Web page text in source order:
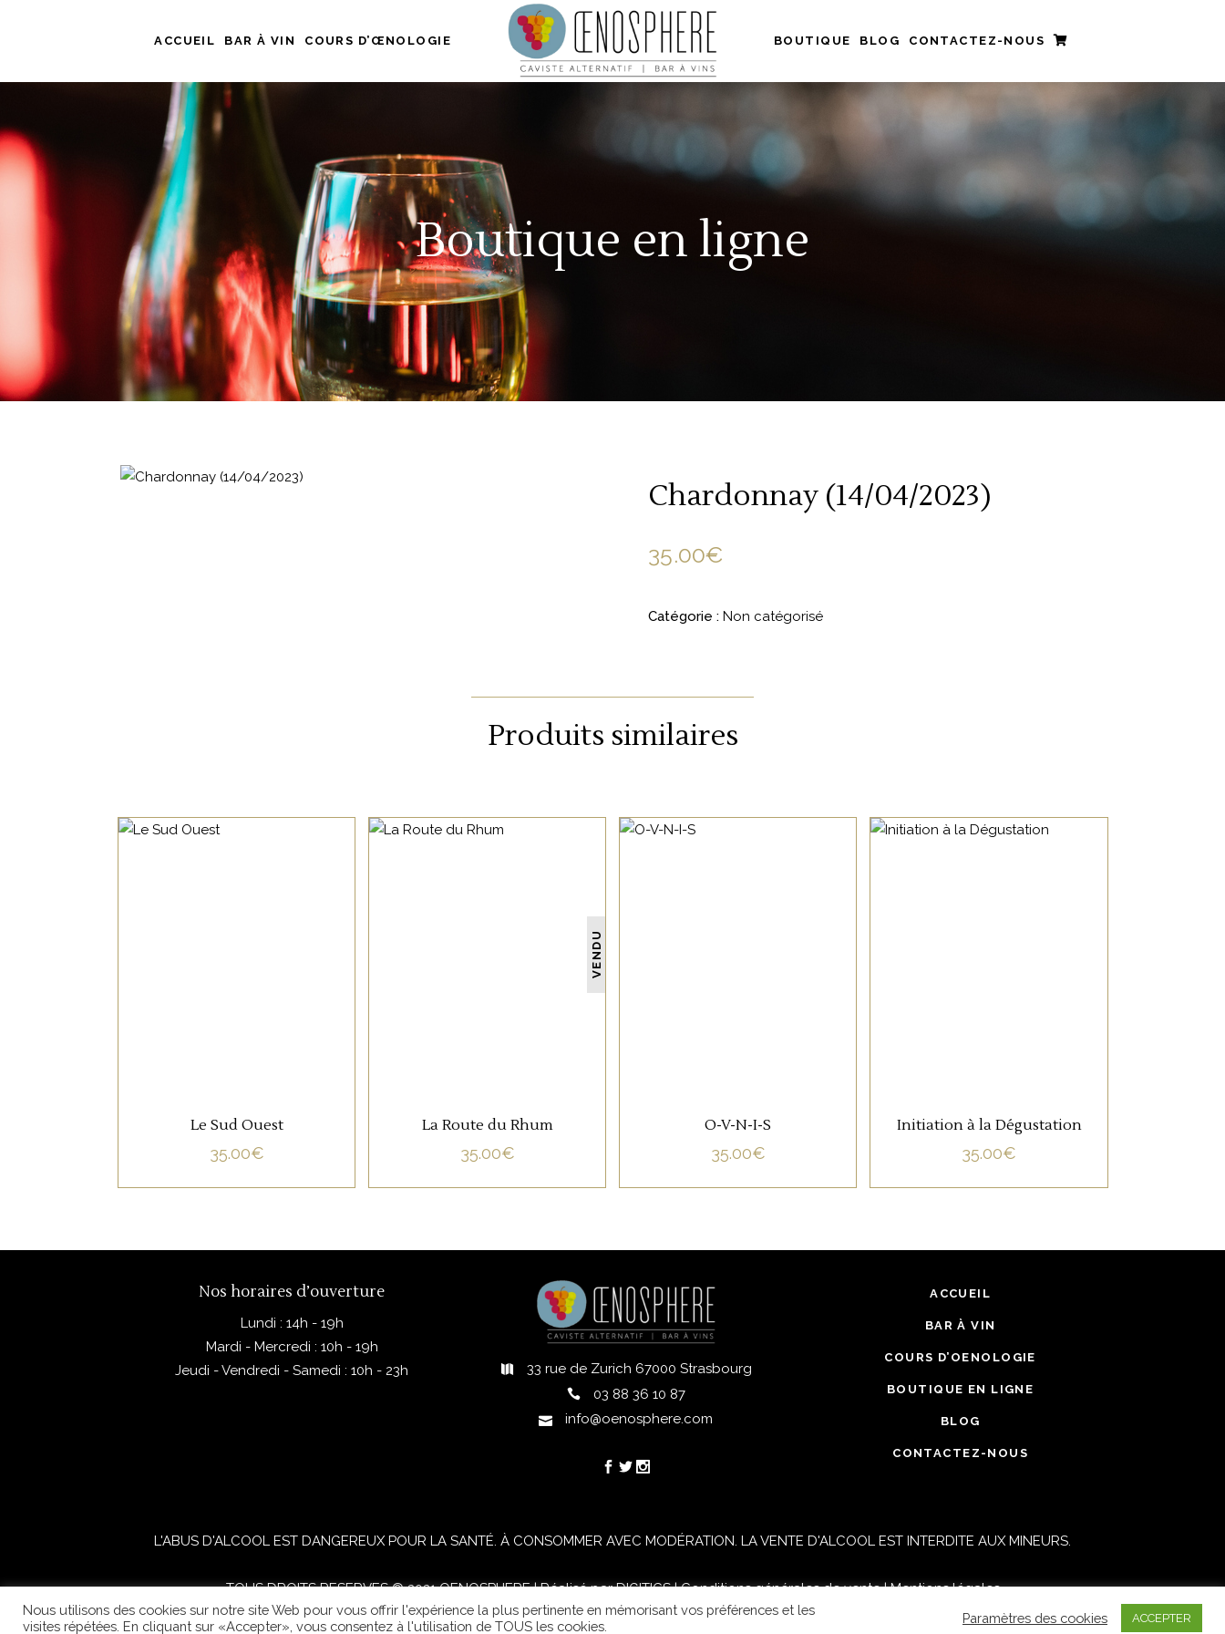
ACCUEIL BAR À VIN COURS D’ŒNOLOGIE BOUTIQUE BLOG CONTACTEZ-NOUS
Boutique en ligne
Chardonnay (14/04/2023)
35.00€
Catégorie : Non catégorisé
Produits similaires
Le Sud Ouest
35.00€
VENDU
La Route du Rhum
35.00€
O-V-N-I-S
35.00€
Initiation à la Dégustation
35.00€
Nos horaires d’ouverture
Lundi : 14h - 19h
Mardi - Mercredi : 10h - 19h
Jeudi - Vendredi - Samedi : 10h - 23h
33 rue de Zurich 67000 Strasbourg
03 88 36 10 87
info@oenosphere.com
ACCUEIL
BAR À VIN
COURS D’OENOLOGIE
BOUTIQUE EN LIGNE
BLOG
CONTACTEZ-NOUS
L'ABUS D'ALCOOL EST DANGEREUX POUR LA SANTÉ. À CONSOMMER AVEC MODÉRATION. LA VENTE D'ALCOOL EST INTERDITE AUX MINEURS.
TOUS DROITS RESERVES © 2021 OENOSPHERE | Réalisé parDIGITICS|Conditions générales de vente|Mentions légales
Nous utilisons des cookies sur notre site Web pour vous offrir l'expérience la plus pertinente en mémorisant vos préférences et les
visites répétées. En cliquant sur «Accepter», vous consentez à l'utilisation de TOUS les cookies.
Paramètres des cookies ACCEPTER